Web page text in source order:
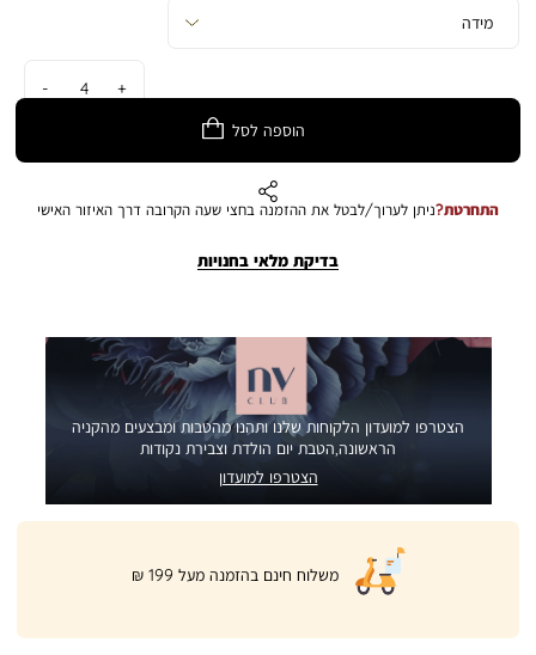
הוספה לסל
התחרטת?ניתן לערוך/לבטל את ההזמנה בחצי שעה הקרובה דרך האיזור האישי
בדיקת מלאי בחנויות
הצטרפו למועדון הלקוחות שלנו ותהנו מהטבות ומבצעים מהקניה
הראשונה,הטבת יום הולדת וצבירת נקודות
הצטרפו למועדון
|
product
page
banner
משלוח חינם בהזמנה מעל 199 ₪